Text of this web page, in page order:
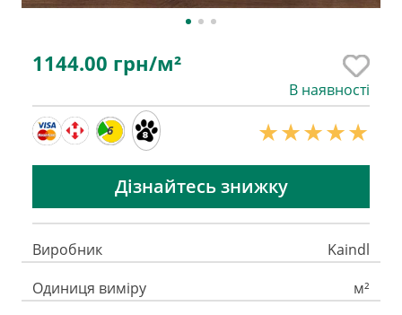
1144.00 грн/м²
В наявності
6
Дізнайтесь знижку
Виробник
Kaindl
Одиниця виміру
м²